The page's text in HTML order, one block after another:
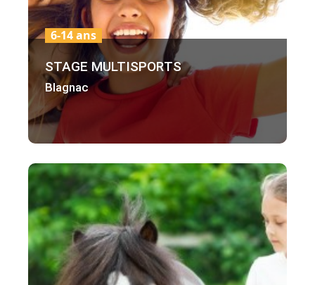
STAGE MULTISPORTS
Blagnac
6-14 ans